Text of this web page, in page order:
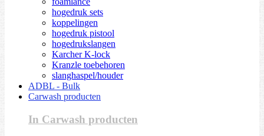
hogedruk sets
koppelingen
hogedruk pistool
hogedrukslangen
Karcher K-lock
Kranzle toebehoren
slanghaspel/houder
ADBL - Bulk
Carwash producten
In Carwash producten